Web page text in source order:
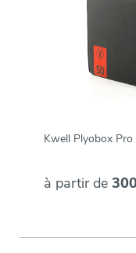
Kwell Plyobox Pro
à partir de